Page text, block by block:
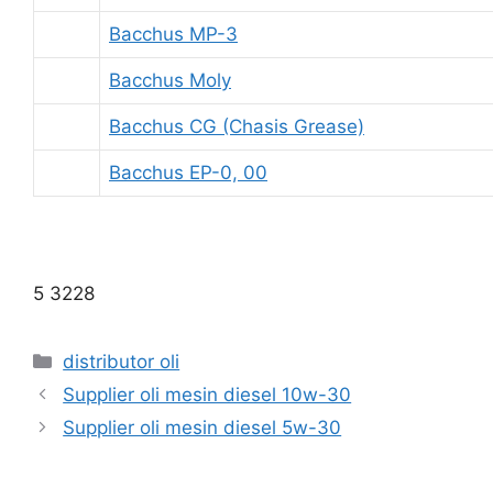
Bacchus MP-3
Bacchus Moly
Bacchus CG (Chasis Grease)
Bacchus EP-0, 00
5 3228
distributor oli
Supplier oli mesin diesel 10w-30
Supplier oli mesin diesel 5w-30